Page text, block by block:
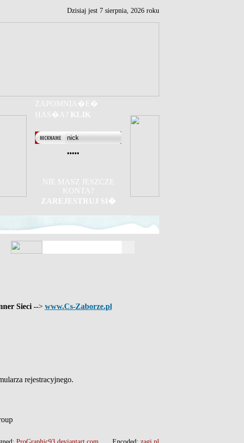
Dzisiaj jest 7 sierpnia, 2026 roku
ZAPOMNIA�E�
HAS�A? KLIK
NIE MASZ JESZCZE
KONTA?
ZAREJESTRUJ SI�
Sieci --> www.Cs-Zaborze.pl
rejestracyjnego.